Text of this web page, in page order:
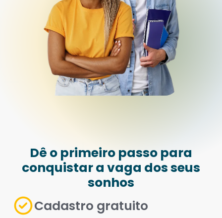
Dê o primeiro passo para
conquistar a vaga dos seus
sonhos
Cadastro gratuito